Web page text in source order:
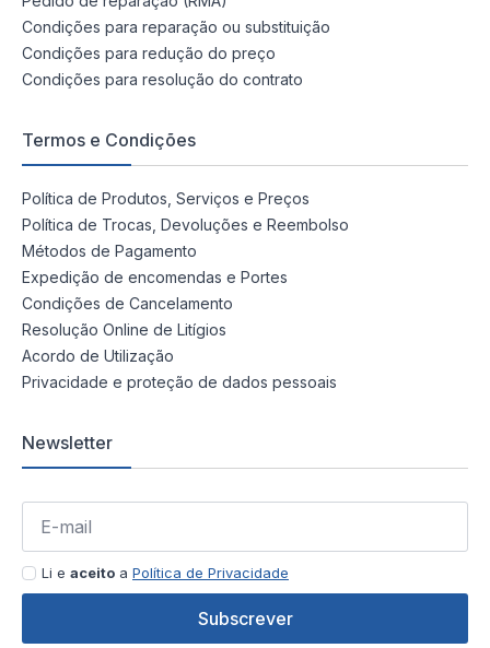
Condições para reparação ou substituição
Condições para redução do preço
Condições para resolução do contrato
Termos e Condições
Política de Produtos, Serviços e Preços
Política de Trocas, Devoluções e Reembolso
Métodos de Pagamento
Expedição de encomendas e Portes
Condições de Cancelamento
Resolução Online de Litígios
Acordo de Utilização
Privacidade e proteção de dados pessoais
Newsletter
Li e aceito a Política de Privacidade
Subscrever